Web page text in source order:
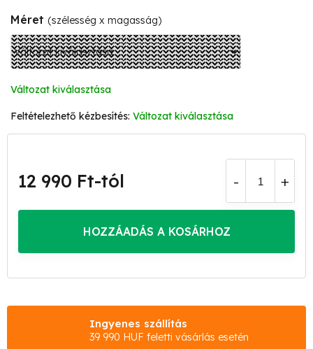
Méret (szélesség x magasság)
Változat kiválasztása
Változat kiválasztása
12 990 Ft-tól
HOZZÁADÁS A KOSÁRHOZ
Ingyenes szállítás
39 990 HUF feletti vásárlás esetén